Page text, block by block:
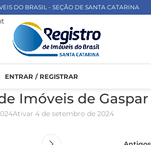
DO BRASIL - SEÇÃO DE SANTA CATARINA
ENTRAR / REGISTRAR
Imóveis de Gaspar
Ativar 4 de setembro de 2024